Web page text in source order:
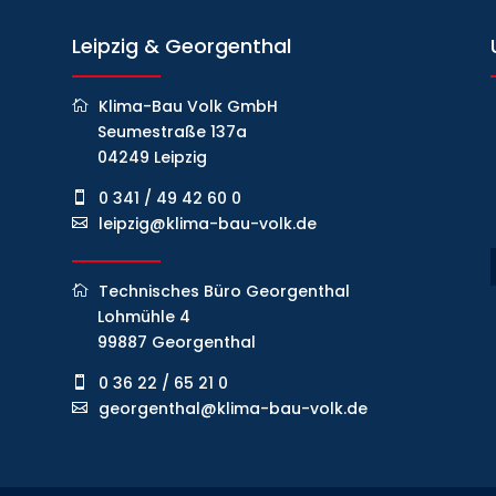
Leipzig & Georgenthal
Klima-Bau Volk GmbH
Seumestraße 137a
04249 Leipzig
0 341 / 49 42 60 0
leipzig@klima-bau-volk.de
Technisches Büro Georgenthal
Lohmühle 4
99887 Georgenthal
0 36 22 / 65 21 0
georgenthal@klima-bau-volk.de